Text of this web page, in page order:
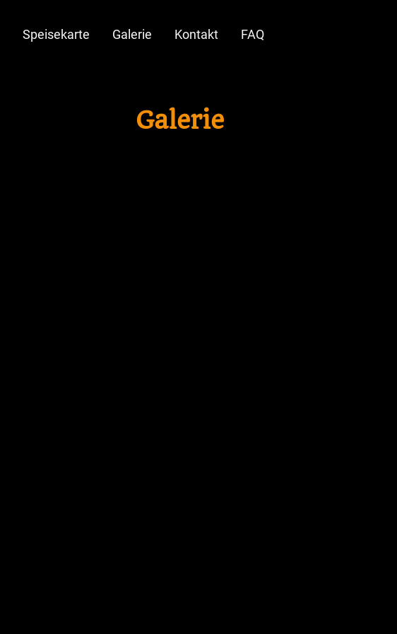
Speisekarte Galerie Kontakt FAQ
Galerie